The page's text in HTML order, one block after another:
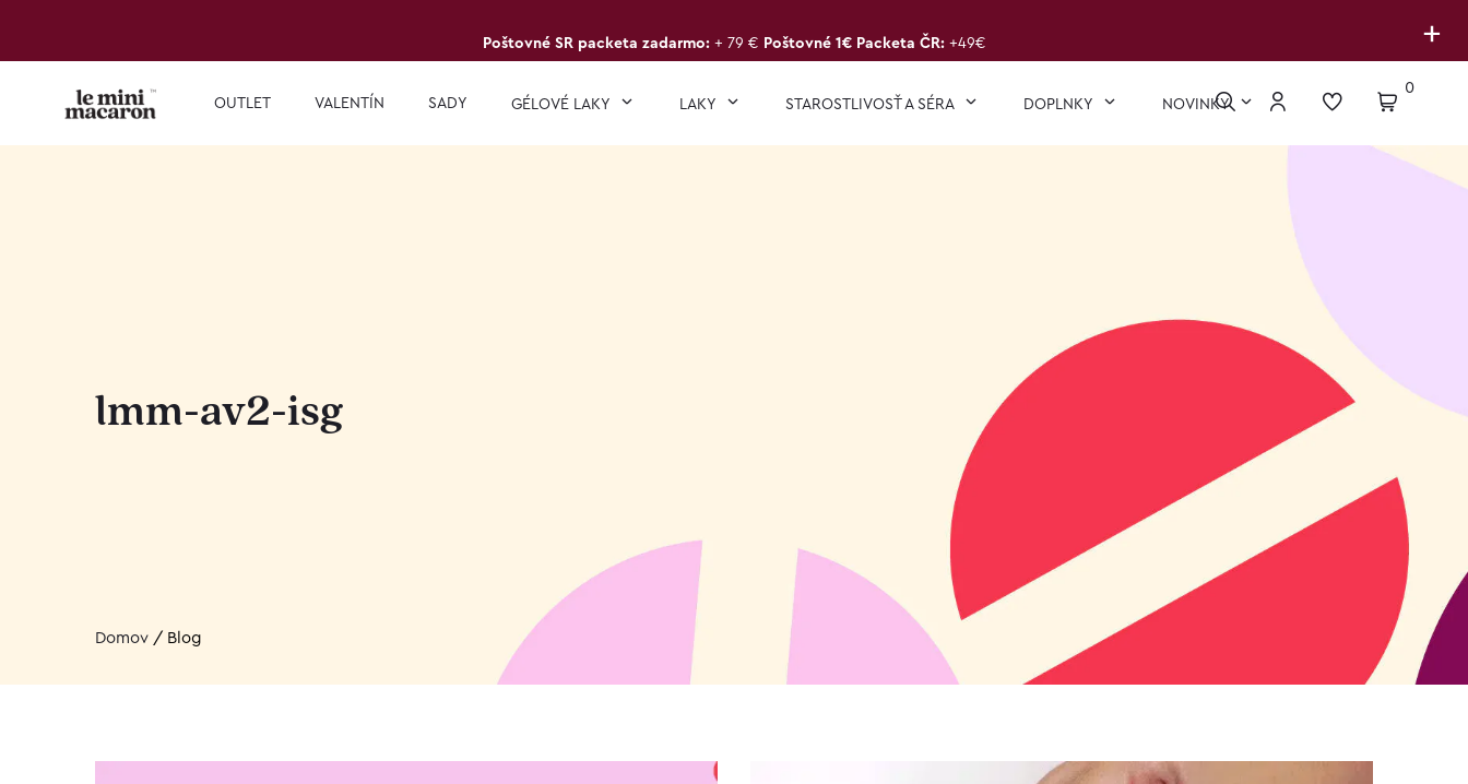
+
Poštovné SR packeta zadarmo: + 79 € Poštovné 1€ Packeta ČR: +49€
OUTLET VALENTÍN SADY GÉLOVÉ LAKY LAKY STAROSTLIVOSŤ A SÉRA DOPLNKY NOVINKY
0
lmm-av2-isg
Domov / Blog